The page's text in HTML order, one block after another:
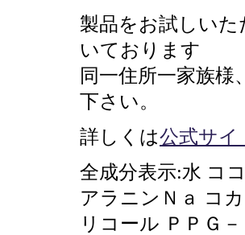
製品をお試しい
いております
同一住所一家族
下さい。
詳しくは公式サイ
全成分表示:水 コ
アラニンＮａ コ
リコール ＰＰＧ